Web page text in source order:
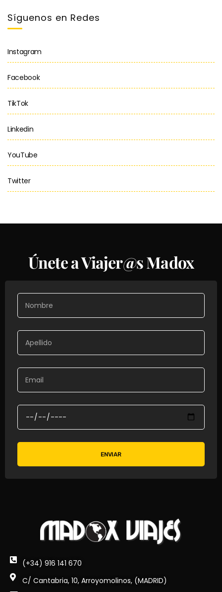
Síguenos en Redes
Instagram
Facebook
TikTok
Linkedin
YouTube
Twitter
Únete a Viajer@s Madox
ENVIAR
(+34) 916 141 670
C/ Cantabria, 10, Arroyomolinos, (MADRID)